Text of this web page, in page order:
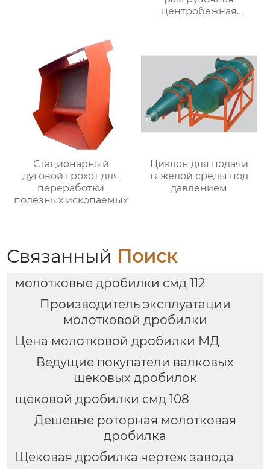
центробежная
Стационарный
дуговой грохот для
переработки
полезных ископаемых
Циклон для подачи
тяжелой среды под
давлением
Связанный Поиск
молотковые дробилки смд 112
Производитель эксплуатации
молотковой дробилки
Цена молотковой дробилки МД
Ведущие покупатели валковых
щековых дробилок
щековой дробилки смд 108
Дешевые роторная молотковая
дробилка
Щековая дробилка чертеж завода